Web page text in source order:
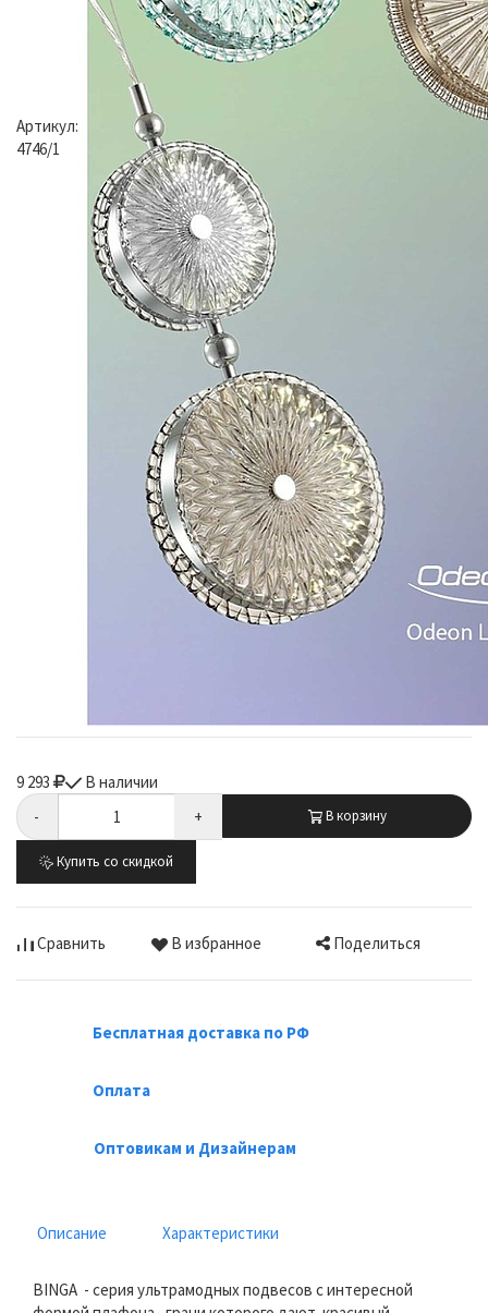
Артикул:
4746/1
9 293
В наличии
-
+ В корзину
Купить со скидкой
Сравнить В избранное Поделиться
Бесплатная доставка по РФ
Оплата
Оптовикам и Дизайнерам
Описание Характеристики
BINGA - серия ультрамодных подвесов с интересной